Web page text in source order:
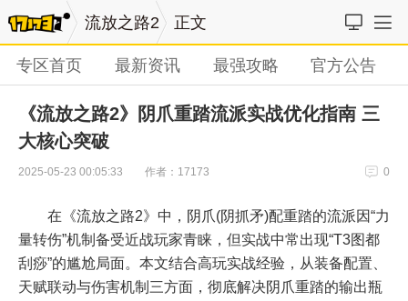
流放之路2 正文
专区首页 最新资讯 最强攻略 官方公告
《流放之路2》阴爪重踏流派实战优化指南 三
大核心突破
2025-05-23 00:05:33 作者：17173 0
在《流放之路2》中，阴爪(阴抓矛)配重踏的流派因“力
量转伤”机制备受近战玩家青睐，但实战中常出现“T3图都
刮痧”的尴尬局面。本文结合高玩实战经验，从装备配置、
天赋联动与伤害机制三方面，彻底解决阴爪重踏的输出瓶